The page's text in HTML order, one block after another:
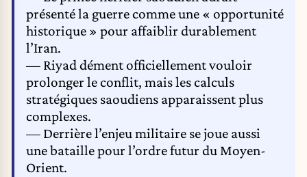
présenté la guerre comme une « opportunité
historique » pour affaiblir durablement
l’Iran.
— Riyad dément officiellement vouloir
prolonger le conflit, mais les calculs
stratégiques saoudiens apparaissent plus
complexes.
— Derrière l’enjeu militaire se joue aussi
une bataille pour l’ordre futur du Moyen-
Orient.